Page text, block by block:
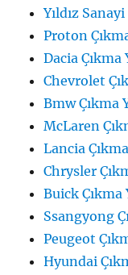
Yıldız
Proton
Dacia
Chevrolet
Bmw Çıkma
McLaren
Lancia
Chrysler
Buick
Ssangyong
Peugeot
Hyundai